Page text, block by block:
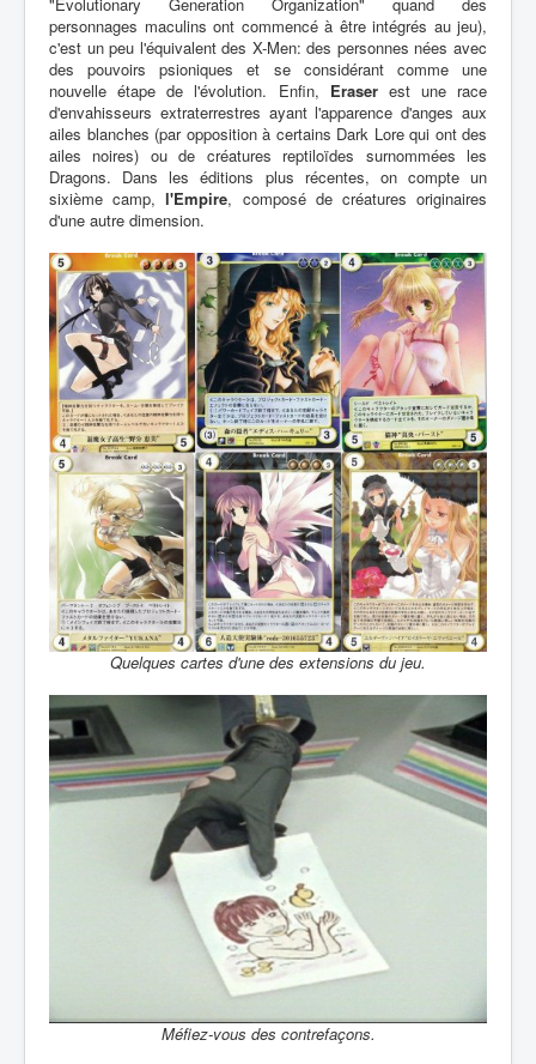
"Evolutionary Generation Organization" quand des
personnages maculins ont commencé à être intégrés au jeu),
c'est un peu l'équivalent des X-Men: des personnes nées avec
des pouvoirs psioniques et se considérant comme une
nouvelle étape de l'évolution. Enfin, Eraserest une race
d'envahisseurs extraterrestres ayant l'apparence d'anges aux
ailes blanches (par opposition à certains Dark Lore qui ont des
ailes noires) ou de créatures reptiloïdes surnommées les
Dragons. Dans les éditions plus récentes, on compte un
sixième camp,l'Empire, composé de créatures originaires
d'une autre dimension.
Quelques cartes d'une des extensions du jeu.
Méfiez-vous des contrefaçons.